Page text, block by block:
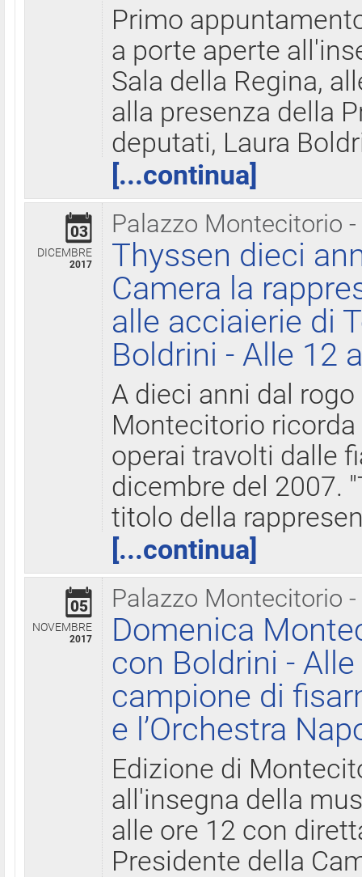
Primo
a porte aperte
Sala della Regina,
alla presenza della
deputati, Laura
[...continua]
Palazzo Montecitorio
03
DICEMBRE
2017
Thyssen dieci
Camera la
alle acciaierie di
Boldrini - Alle 12
A dieci anni dal
Montecitorio
operai travolti dalle
dicembre del 2007.
titolo della
[...continua]
Palazzo Montecitorio
05
NOVEMBRE
2017
Domenica
con Boldrini -
campione di
e l’Orchestra
Edizione di
all'insegna della
alle ore 12 con
Presidente della